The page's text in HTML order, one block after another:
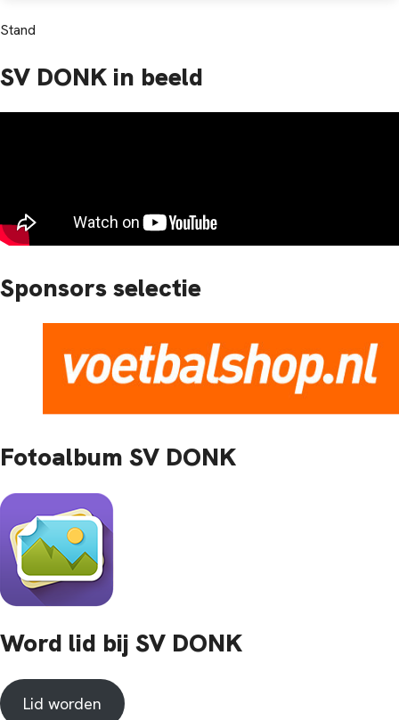
Stand
SV DONK in beeld
Sponsors selectie
Fotoalbum SV DONK
Word lid bij SV DONK
Lid worden